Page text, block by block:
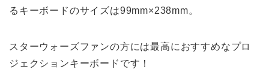
るキーボードのサイズは99mm×238mm。
スターウォーズファンの方には最高におすすめなプロ
ジェクションキーボードです！